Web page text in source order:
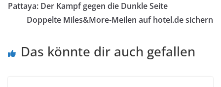
Pattaya: Der Kampf gegen die Dunkle Seite
Doppelte Miles&More-Meilen auf hotel.de sichern
Das könnte dir auch gefallen